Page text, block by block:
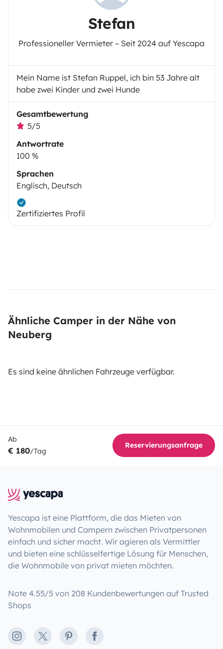
Stefan
Professioneller Vermieter – Seit 2024 auf Yescapa
Mein Name ist Stefan Ruppel, ich bin 53 Jahre alt
habe zwei Kinder und zwei Hunde
Gesamtbewertung
5/5
Antwortrate
100 %
Sprachen
Englisch, Deutsch
Zertifiziertes Profil
Ähnliche Camper in der Nähe von
Neuberg
Es sind keine ähnlichen Fahrzeuge verfügbar.
Ab
€ 180/Tag
Reservierungsanfrage
Yescapa ist eine Plattform, die das Mieten von
Wohnmobilen und Campern zwischen Privatpersonen
einfach und sicher macht. Wir agieren als Vermittler
und bieten eine schlüsselfertige Lösung für Menschen,
die Wohnmobile von privat mieten möchten.
Note 4.55/5 von 208 Kundenbewertungen auf Trusted
Shops
Instagram
X PinterestFacebook